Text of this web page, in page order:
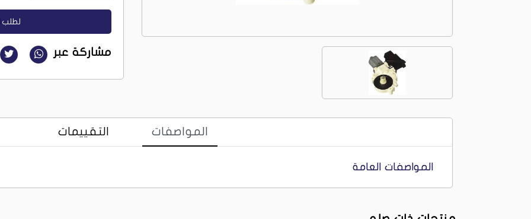
لطلب
مشاركة عبر
المواصفات التقييمات
المواصفات العامة